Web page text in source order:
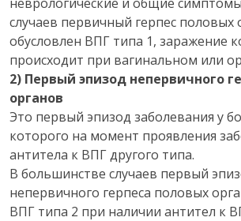
случаев первичный герпес половых
обусловлен ВПГ типа 1, заражение
происходит при вагинальном или
2) Первый эпизод непервичного
органов
Это первый эпизод заболевания у
которого на момент проявления
антитела к ВПГ другого типа.
В большинстве случаев первый
непервичного герпеса половых
ВПГ типа 2 при наличии антител к